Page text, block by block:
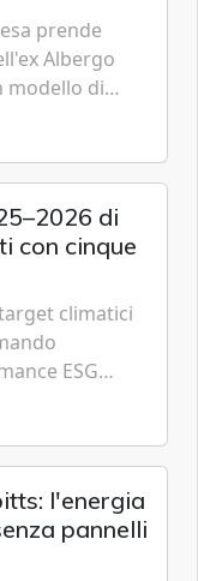
prende
Albergo
modello di
rete di
di
con cinque
climatici
ESG
e governance
l'energia
pannelli